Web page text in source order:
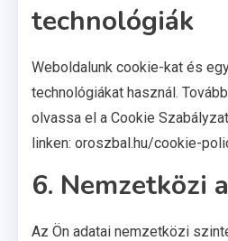
technológiák
Weboldalunk cookie-kat és
technológiákat használ.
olvassa el a Cookie
linken: oroszbal.hu/cookie-
6. Nemzetközi
Az Ön adatai nemzetközi